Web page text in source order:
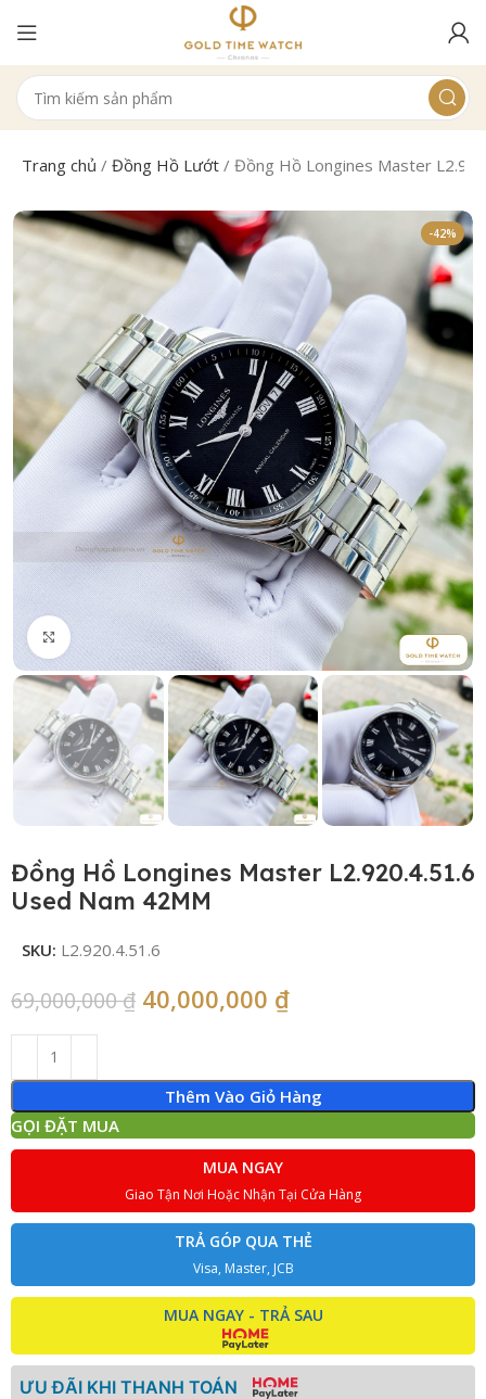
Trang chủ /Đồng Hồ Lướt /Đồng Hồ Longines Master
-42%
Click to enlarge
Đồng Hồ Longines Master L2.920.4.51.6
Used Nam 42MM
SKU: L2.920.4.51.6
69,000,000₫ 40,000,000 ₫
Thêm Vào Giỏ Hàng
GỌI ĐẶT MUA
MUA NGAY
Giao Tận Nơi Hoặc Nhận Tại Cửa Hàng
TRẢ GÓP QUA THẺ
Visa, Master, JCB
MUA NGAY - TRẢ SAU
ƯU ĐÃI KHI THANH TOÁN